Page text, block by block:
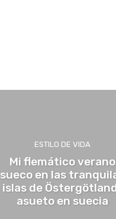
ESTILO DE VIDA
Mi flemático verano
sueco en las
islas de Östergötland
asueto en suecia